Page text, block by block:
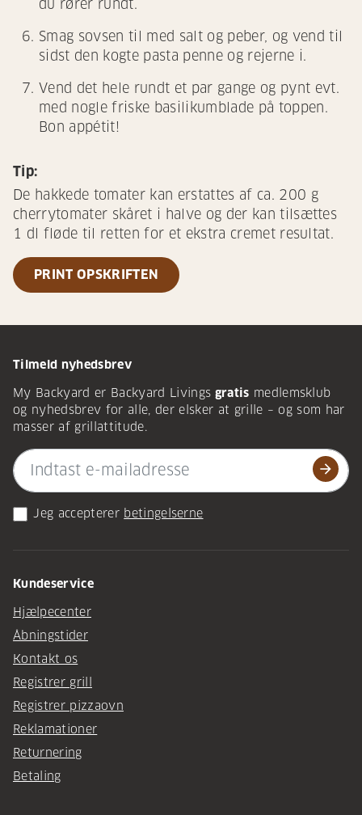
du rører rundt.
Smag sovsen til med salt og peber, og vend til
sidst den kogte pasta penne og rejerne i.
Vend det hele rundt et par gange og pynt evt.
med nogle friske basilikumblade på toppen.
Bon appétit!
Tip:
De hakkede tomater kan erstattes af ca. 200 g
cherrytomater skåret i halve og der kan tilsættes
1 dl fløde til retten for et ekstra cremet resultat.
PRINT OPSKRIFTEN
Tilmeld nyhedsbrev
My Backyard er Backyard Livings gratis medlemsklub
og nyhedsbrev for alle, der elsker at grille – og som har
masser af grillattitude.
arrow_forward
Jeg accepterer betingelserne
Kundeservice
Hjælpecenter
Åbningstider
Kontakt os
Registrer grill
Registrer pizzaovn
Reklamationer
Returnering
Betaling